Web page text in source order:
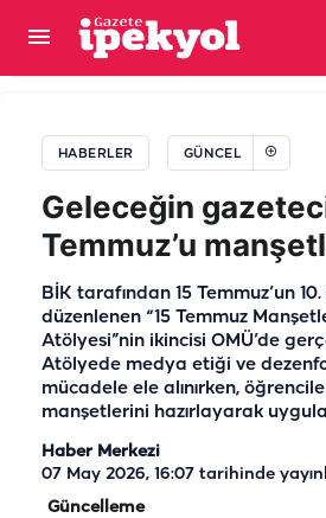
HABERLER GÜNCEL
Geleceğin
Temmuz’u
BİK tarafından 15 Temmuz’un 10.
düzenlenen “15 Temmuz
Atölyesi”nin ikincisi OMÜ’de
Atölyede medya etiği ve
mücadele ele alınırken,
manşetlerini hazırlayarak
Haber Merkezi
07 May 2026, 16:07 tarihinde
Güncelleme
GİB 860 personel alacak: